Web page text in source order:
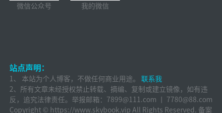
微信公众号 我的微信
站点声明：
1、 本站为个人博客，不做任何商业用途。 联系我
2、所有文章未经授权禁止转载、摘编、复制或建立镜像，如有违
反，追究法律责任。举报邮箱： 7899@111.com 丨 7780@88.com
Copyright © https://www.skybook.vip All Rights Reserved. 备案